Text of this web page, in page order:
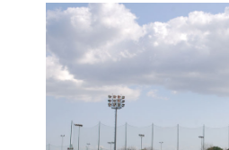
Campo Baseball